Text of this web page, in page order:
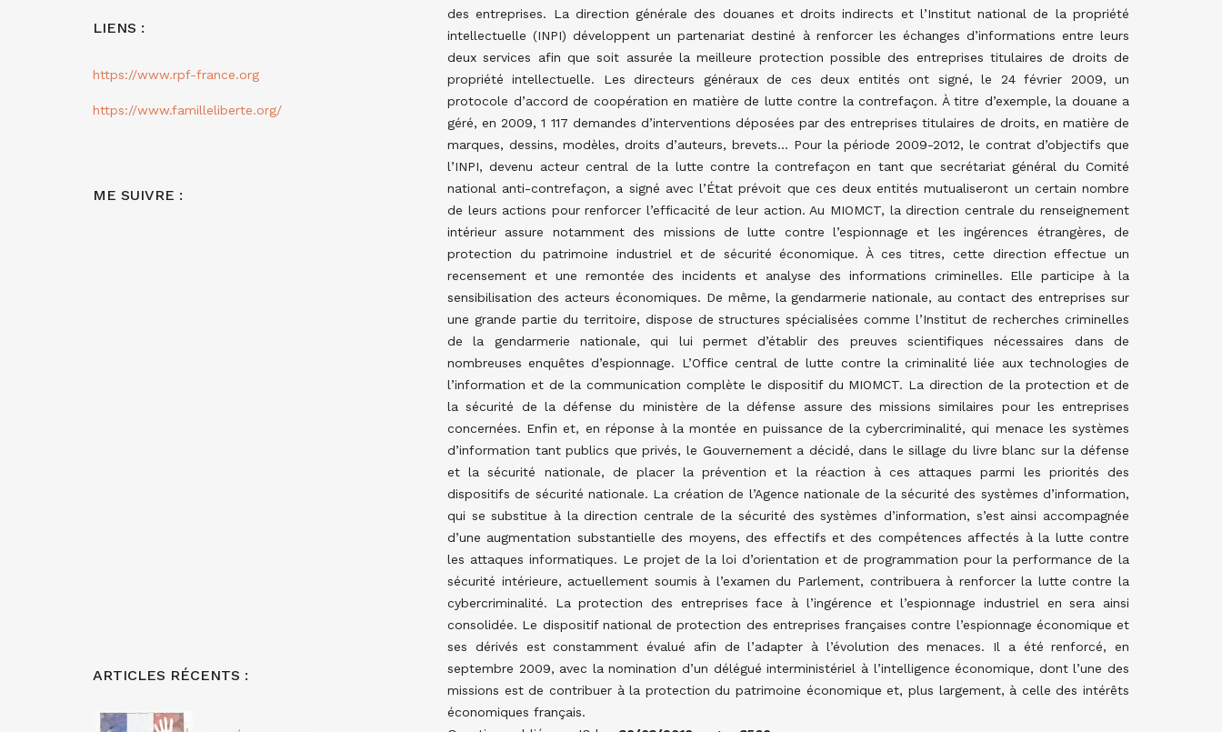
des entreprises. La direction générale des douanes et droits indirects et l’Institut national de la propriété
intellectuelle (INPI) développent un partenariat destiné à renforcer les échanges d’informations entre leurs
deux services afin que soit assurée la meilleure protection possible des entreprises titulaires de droits de
propriété intellectuelle. Les directeurs généraux de ces deux entités ont signé, le 24 février 2009, un
protocole d’accord de coopération en matière de lutte contre la contrefaçon. À titre d’exemple, la douane a
géré, en 2009, 1 117 demandes d’interventions déposées par des entreprises titulaires de droits, en matière de
marques, dessins, modèles, droits d’auteurs, brevets… Pour la période 2009-2012, le contrat d’objectifs que
l’INPI, devenu acteur central de la lutte contre la contrefaçon en tant que secrétariat général du Comité
national anti-contrefaçon, a signé avec l’État prévoit que ces deux entités mutualiseront un certain nombre
de leurs actions pour renforcer l’efficacité de leur action. Au MIOMCT, la direction centrale du renseignement
intérieur assure notamment des missions de lutte contre l’espionnage et les ingérences étrangères, de
protection du patrimoine industriel et de sécurité économique. À ces titres, cette direction effectue un
recensement et une remontée des incidents et analyse des informations criminelles. Elle participe à la
sensibilisation des acteurs économiques. De même, la gendarmerie nationale, au contact des entreprises sur
une grande partie du territoire, dispose de structures spécialisées comme l’Institut de recherches criminelles
de la gendarmerie nationale, qui lui permet d’établir des preuves scientifiques nécessaires dans de
nombreuses enquêtes d’espionnage. L’Office central de lutte contre la criminalité liée aux technologies de
l’information et de la communication complète le dispositif du MIOMCT. La direction de la protection et de
la sécurité de la défense du ministère de la défense assure des missions similaires pour les entreprises
concernées. Enfin et, en réponse à la montée en puissance de la cybercriminalité, qui menace les systèmes
d’information tant publics que privés, le Gouvernement a décidé, dans le sillage du livre blanc sur la défense
et la sécurité nationale, de placer la prévention et la réaction à ces attaques parmi les priorités des
dispositifs de sécurité nationale. La création de l’Agence nationale de la sécurité des systèmes d’information,
qui se substitue à la direction centrale de la sécurité des systèmes d’information, s’est ainsi accompagnée
d’une augmentation substantielle des moyens, des effectifs et des compétences affectés à la lutte contre
les attaques informatiques. Le projet de la loi d’orientation et de programmation pour la performance de la
sécurité intérieure, actuellement soumis à l’examen du Parlement, contribuera à renforcer la lutte contre la
cybercriminalité. La protection des entreprises face à l’ingérence et l’espionnage industriel en sera ainsi
consolidée. Le dispositif national de protection des entreprises françaises contre l’espionnage économique et
ses dérivés est constamment évalué afin de l’adapter à l’évolution des menaces. Il a été renforcé, en
septembre 2009, avec la nomination d’un délégué interministériel à l’intelligence économique, dont l’une des
missions est de contribuer à la protection du patrimoine économique et, plus largement, à celle des intérêts
économiques français.
LIENS :
https://www.rpf-france.org
https://www.familleliberte.org/
ME SUIVRE :
ARTICLES RÉCENTS :